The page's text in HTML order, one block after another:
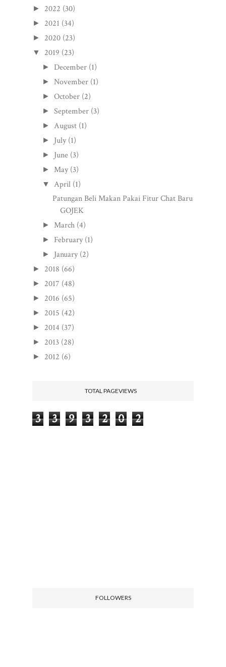
► 2022 (30)
► 2021 (34)
► 2020 (23)
▼ 2019 (23)
► December (1)
►November (1)
►October (2)
►September (3)
► August (1)
► July (1)
► June (3)
► May (3)
▼ April (1)
Patungan Beli Makan Pakai Fitur Chat Baru
GOJEK
► March (4)
► February (1)
► January (2)
► 2018 (66)
► 2017 (48)
► 2016 (65)
► 2015 (42)
► 2014 (37)
► 2013 (28)
► 2012 (6)
TOTAL PAGEVIEWS
3 3 9 3 2 0 2
FOLLOWERS